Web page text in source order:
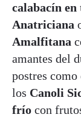
calabacín en
Anatriciana
Amalfitana
amantes del
postres como
los Canoli
frío con